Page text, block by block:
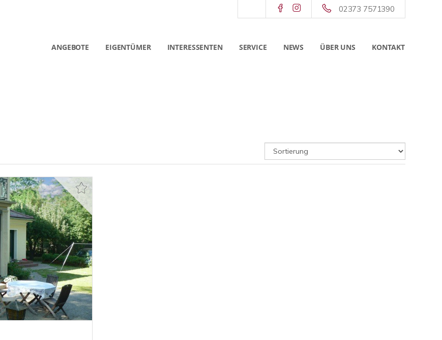
02373 7571390
ANGEBOTE EIGENTÜMER INTERESSENTEN SERVICE NEWS ÜBER UNS KONTAKT